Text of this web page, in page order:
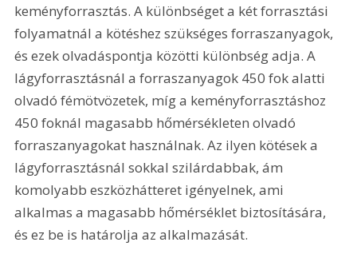
keményforrasztás. A különbséget a két forrasztási
folyamatnál a kötéshez szükséges forraszanyagok,
és ezek olvadáspontja közötti különbség adja. A
lágyforrasztásnál a forraszanyagok 450 fok alatti
olvadó fémötvözetek, míg a keményforrasztáshoz
450 foknál magasabb hőmérsékleten olvadó
forraszanyagokat használnak. Az ilyen kötések a
lágyforrasztásnál sokkal szilárdabbak, ám
komolyabb eszközhátteret igényelnek, ami
alkalmas a magasabb hőmérséklet biztosítására,
és ez be is határolja az alkalmazását.